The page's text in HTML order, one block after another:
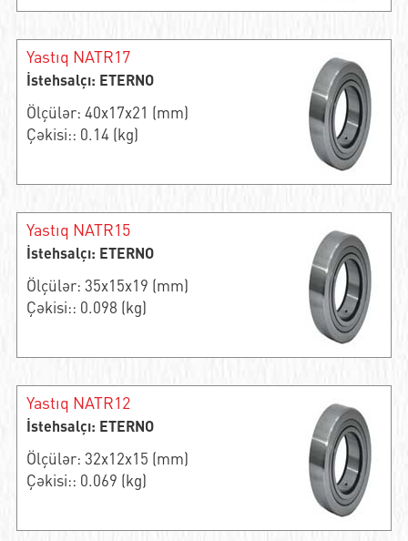
Yastıq NATR17
İstehsalçı: ETERNO
Ölçülər: 40x17x21 (mm)
Çəkisi:: 0.14 (kg)
Yastıq NATR15
İstehsalçı: ETERNO
Ölçülər: 35x15x19 (mm)
Çəkisi:: 0.098 (kg)
Yastıq NATR12
İstehsalçı: ETERNO
Ölçülər: 32x12x15 (mm)
Çəkisi:: 0.069 (kg)